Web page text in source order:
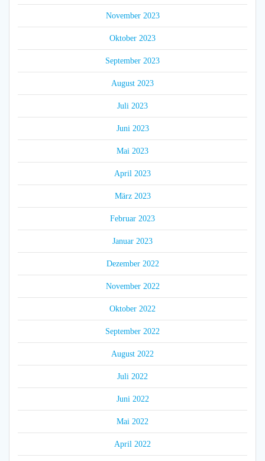
November 2023
Oktober 2023
September 2023
August 2023
Juli 2023
Juni 2023
Mai 2023
April 2023
März 2023
Februar 2023
Januar 2023
Dezember 2022
November 2022
Oktober 2022
September 2022
August 2022
Juli 2022
Juni 2022
Mai 2022
April 2022